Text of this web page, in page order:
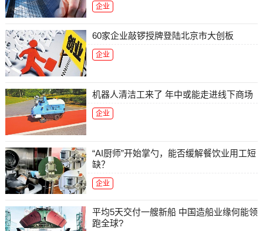
企业
60家企业敲锣授牌登陆北京市大创板
企业
机器人清洁工来了 年中或能走进线下商场
企业
“AI厨师”开始掌勺，能否缓解餐饮业用工短
缺？
企业
平均5天交付一艘新船 中国造船业缘何能领
跑全球?